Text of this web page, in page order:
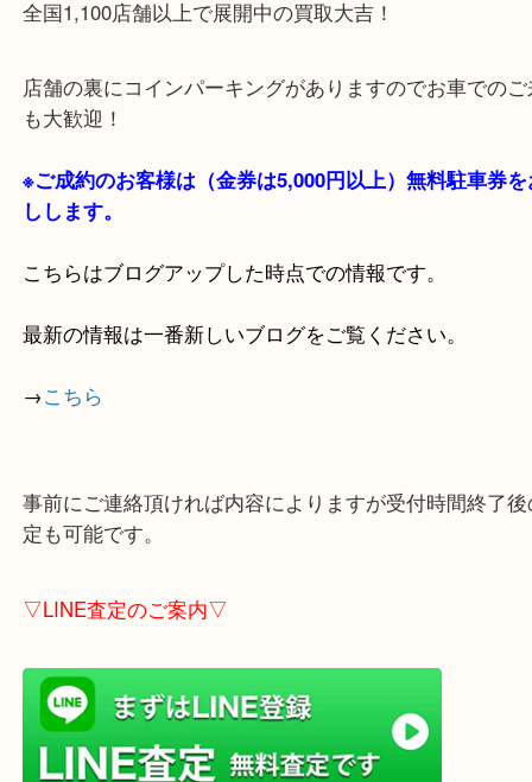
・当店の特徴
貴金属・ブランドなどの他にも鉄道模型・骨董品・
で業界最多の買取品目数で使わなくなったお品物を
全国1,100店舗以上で展開中の買取大吉！
店舗の裏にコインパーキングがありますのでお車で
※ご成約のお客様は（金券は5,000円以上）無料駐車
しします。
こちらはブログアップした時点での情報です。
最新の情報は一番新しいブログをご覧ください。
→こちら